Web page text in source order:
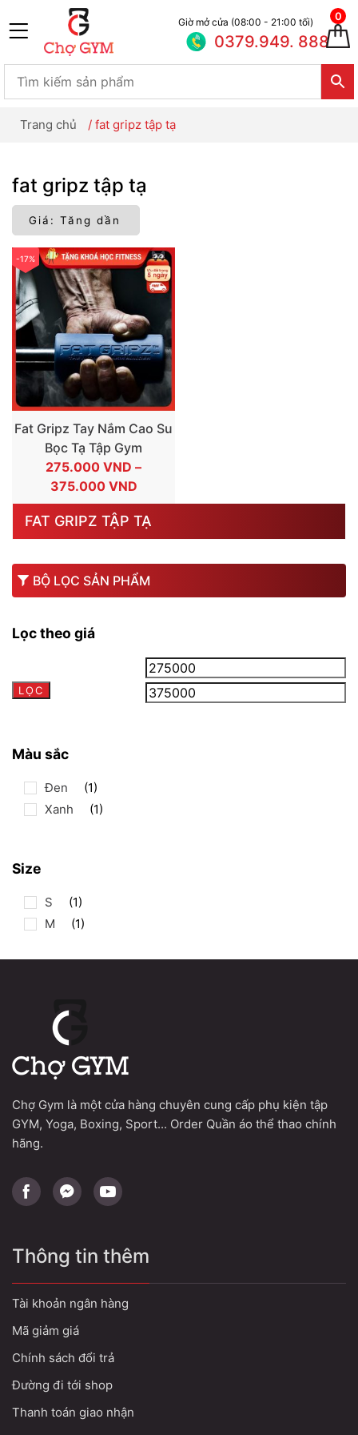
Giờ mở cửa (08:00 - 21:00 tối)
0379.949. 888
0
Trang chủ / fat gripz tập tạ
FAT GRIPZ TẬP TẠ
BỘ LỌC SẢN PHẨM
Lọc theo giá
Giá
tối
LỌC
Màu sắc
Đen
(1)
Xanh
(1)
Size
S
(1)
M
(1)
fat gripz tập tạ
-17%
Fat Gripz Tay Nắm Cao Su
Bọc Tạ Tập Gym
275.000 VND –
375.000 VNDKHOẢNG
GIÁ:
TỪ
275.000 VND
ĐẾN
375.000 VND
Chợ Gym là một cửa hàng chuyên cung cấp phụ kiện tập
GYM, Yoga, Boxing, Sport... Order Quần áo thể thao chính
hãng.
Thông tin thêm
Tài khoản ngân hàng
Mã giảm giá
Chính sách đổi trả
Đường đi tới shop
Thanh toán giao nhận